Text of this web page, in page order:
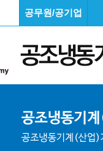
공무원/공기업